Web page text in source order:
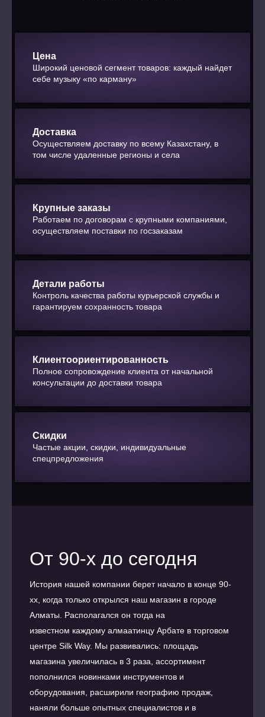
Цена
Широкий ценовой сегмент товаров: каждый найдет
себе музыку «по карману»
Доставка
Осуществляем доставку по всему Казахстану, в
том числе удаленные регионы и села
Крупные заказы
Работаем по договорам с крупными компаниями,
осуществляем поставки по госзаказам
Детали работы
Контроль качества работы курьерской службы и
гарантируем сохранность товара
Клиентоориентированность
Полное сопровождение клиента от начальной
консультации до доставки товара
Скидки
Частые акции, скидки, индивидуальные
спецпредложения
От 90-х до сегодня
История нашей компании берет начало в конце 90-
хх, когда только открылся наш магазин в городе
Алматы. Располагался он тогда на
известном каждому алмаатинцу Арбате в торговом
центре Silk Way. Мы развивались: площадь
магазина увеличилась в 3 раза, ассортимент
пополнился новинками инструментов и
оборудования, расширили географию продаж,
наняли больше опытных специалистов и в